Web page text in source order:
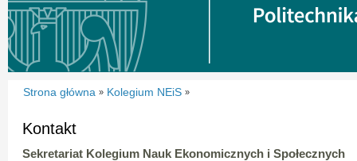
Strona główna » Kolegium NEiS »
Kontakt
Sekretariat Kolegium Nauk Ekonomicznych i Społecznych